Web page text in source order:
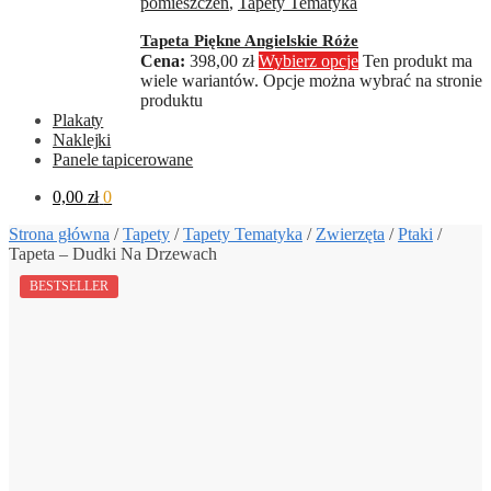
Tapeta Piękne Angielskie Róże
398,00 zł Wybierz opcje Ten produkt ma
wiele wariantów. Opcje można wybrać na stronie
produktu
Plakaty
Naklejki
Panele tapicerowane
0,00 zł 0
Strona główna /Tapety /Tapety Tematyka / Zwierzęta /Ptaki /
Tapeta – Dudki Na Drzewach
BESTSELLER